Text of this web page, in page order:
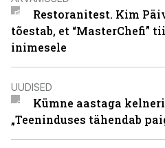
Restoranitest. Kim
tõestab, et “MasterChefi”
inimesele
UUDISED
Kümne aastaga
„Teeninduses tähendab